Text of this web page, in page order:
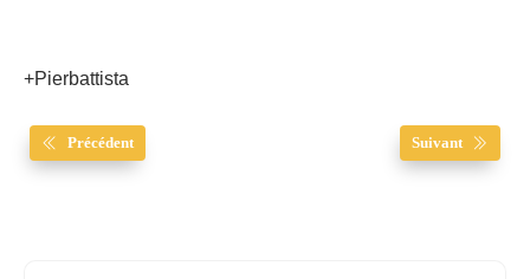
+Pierbattista
Précédent Suivant